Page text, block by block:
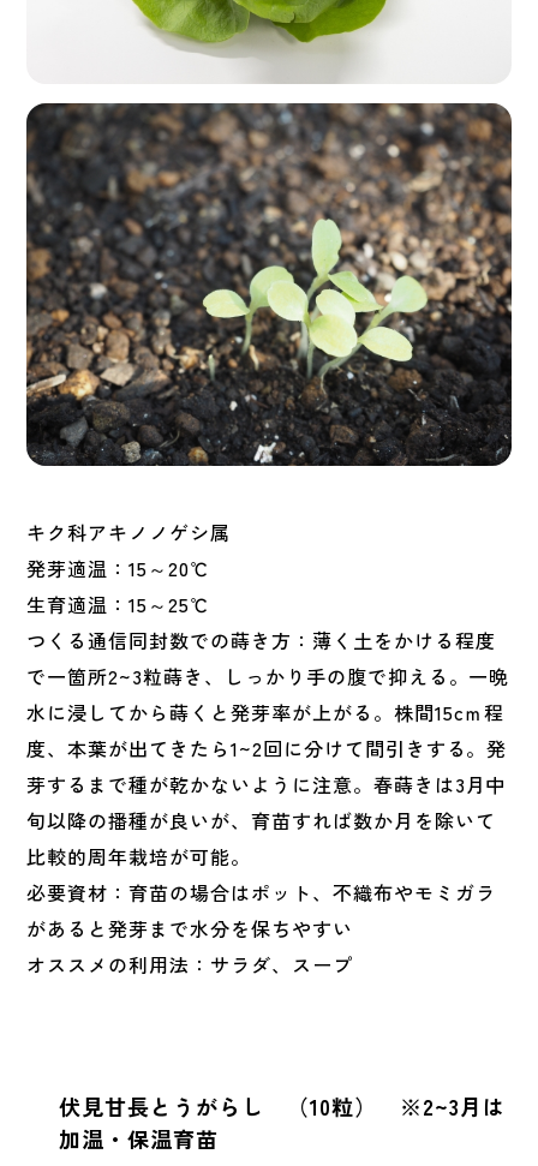
キク科アキノノゲシ属
発芽適温：15～20℃
生育適温：15～25℃
つくる通信同封数での蒔き方：薄く土をかける程度
で一箇所2~3粒蒔き、しっかり手の腹で抑える。一晩
水に浸してから蒔くと発芽率が上がる。株間15cｍ程
度、本葉が出てきたら1~2回に分けて間引きする。発
芽するまで種が乾かないように注意。春蒔きは3月中
旬以降の播種が良いが、育苗すれば数か月を除いて
比較的周年栽培が可能。
必要資材：育苗の場合はポット、不織布やモミガラ
があると発芽まで水分を保ちやすい
オススメの利用法：サラダ、スープ
伏見甘長とうがらし （10粒） ※2~3月は
加温・保温育苗